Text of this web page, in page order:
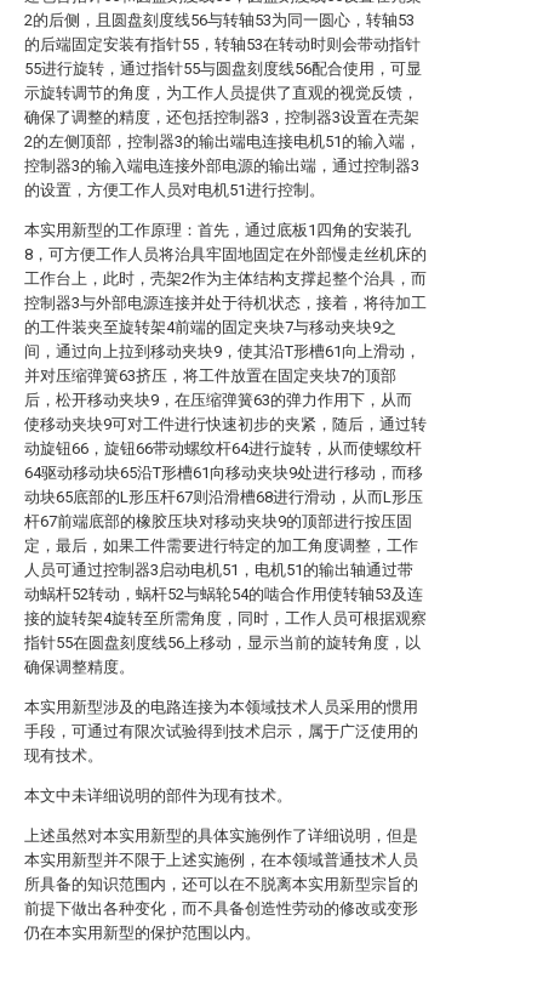
2的后侧，且圆盘刻度线56与转轴53为同一圆心，转轴53
的后端固定安装有指针55，转轴53在转动时则会带动指针
55进行旋转，通过指针55与圆盘刻度线56配合使用，可显
示旋转调节的角度，为工作人员提供了直观的视觉反馈，
确保了调整的精度，还包括控制器3，控制器3设置在壳架
2的左侧顶部，控制器3的输出端电连接电机51的输入端，
控制器3的输入端电连接外部电源的输出端，通过控制器3
的设置，方便工作人员对电机51进行控制。
本实用新型的工作原理：首先，通过底板1四角的安装孔
8，可方便工作人员将治具牢固地固定在外部慢走丝机床的
工作台上，此时，壳架2作为主体结构支撑起整个治具，而
控制器3与外部电源连接并处于待机状态，接着，将待加工
的工件装夹至旋转架4前端的固定夹块7与移动夹块9之
间，通过向上拉到移动夹块9，使其沿T形槽61向上滑动，
并对压缩弹簧63挤压，将工件放置在固定夹块7的顶部
后，松开移动夹块9，在压缩弹簧63的弹力作用下，从而
使移动夹块9可对工件进行快速初步的夹紧，随后，通过转
动旋钮66，旋钮66带动螺纹杆64进行旋转，从而使螺纹杆
64驱动移动块65沿T形槽61向移动夹块9处进行移动，而移
动块65底部的L形压杆67则沿滑槽68进行滑动，从而L形压
杆67前端底部的橡胶压块对移动夹块9的顶部进行按压固
定，最后，如果工件需要进行特定的加工角度调整，工作
人员可通过控制器3启动电机51，电机51的输出轴通过带
动蜗杆52转动，蜗杆52与蜗轮54的啮合作用使转轴53及连
接的旋转架4旋转至所需角度，同时，工作人员可根据观察
指针55在圆盘刻度线56上移动，显示当前的旋转角度，以
确保调整精度。
本实用新型涉及的电路连接为本领域技术人员采用的惯用
手段，可通过有限次试验得到技术启示，属于广泛使用的
现有技术。
本文中未详细说明的部件为现有技术。
上述虽然对本实用新型的具体实施例作了详细说明，但是
本实用新型并不限于上述实施例，在本领域普通技术人员
所具备的知识范围内，还可以在不脱离本实用新型宗旨的
前提下做出各种变化，而不具备创造性劳动的修改或变形
仍在本实用新型的保护范围以内。